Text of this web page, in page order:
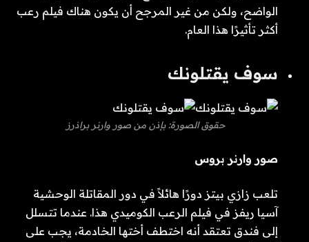
الواضح، ولكن من غير المرجح أن يكون هناك فيلم رعب
أكثر تأثيرًا هذا العام.
سوف يقتلونك
حقوق الصورة: بإذن من صور وارنر براذرز
صور وارنر بروس
تلعب زازي بيتز دورًا هائلاً في دور المقاتلة الوحشية
آسيا ريفز في فيلم الرعب الكوميدي هذا. عندما تتسلل
إلى فندق تعتقد أنه اختطف أختها الخادمة، يجب على